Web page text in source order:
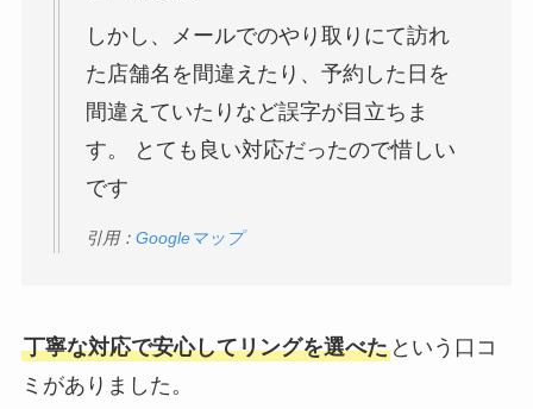
しかし、メールでのやり取りにて訪れ
た店舗名を間違えたり、予約した日を
間違えていたりなど誤字が目立ちま
す。 とても良い対応だったので惜しい
です
引用： Googleマップ
丁寧な対応で安心してリングを選べたという口コ
ミがありました。